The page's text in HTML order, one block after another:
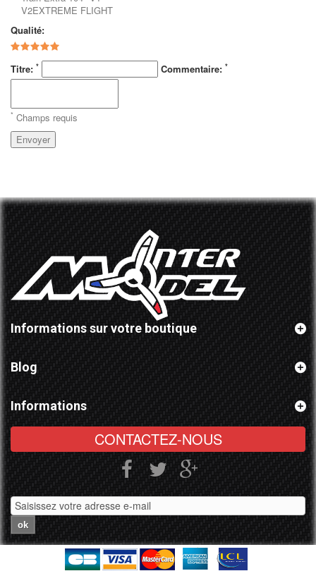
V2EXTREME FLIGHT
Qualité:
Titre: * Commentaire: *
* Champs requis
Envoyer
Informations sur votre boutique
Blog
Informations
CONTACTEZ-NOUS
ok